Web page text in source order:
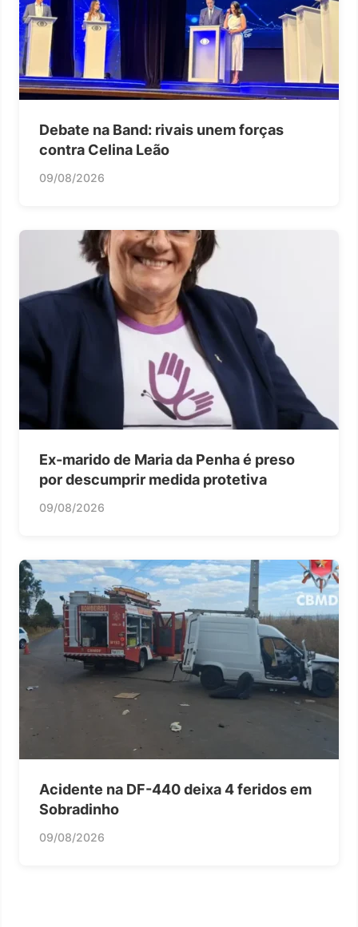
Debate na Band: rivais unem forças
contra Celina Leão
09/08/2026
Ex-marido de Maria da Penha é preso
por descumprir medida protetiva
09/08/2026
Acidente na DF-440 deixa 4 feridos em
Sobradinho
09/08/2026